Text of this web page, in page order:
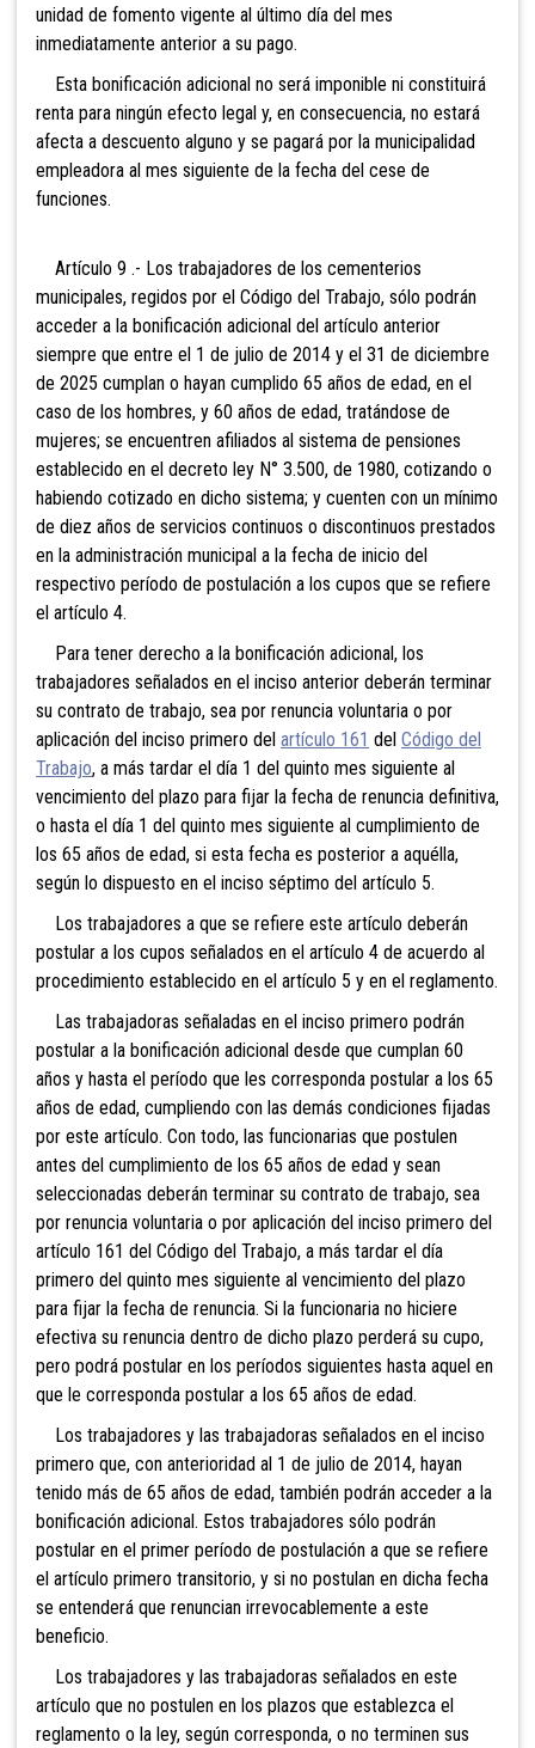
unidad de fomento vigente al último día del mes
inmediatamente anterior a su pago.
Esta bonificación adicional no será imponible ni constituirá
renta para ningún efecto legal y, en consecuencia, no estará
afecta a descuento alguno y se pagará por la municipalidad
empleadora al mes siguiente de la fecha del cese de
funciones.
Artículo 9 .- Los trabajadores de los cementerios
municipales, regidos por el Código del Trabajo, sólo podrán
acceder a la bonificación adicional del artículo anterior
siempre que entre el 1 de julio de 2014 y el 31 de diciembre
de 2025 cumplan o hayan cumplido 65 años de edad, en el
caso de los hombres, y 60 años de edad, tratándose de
mujeres; se encuentren afiliados al sistema de pensiones
establecido en el decreto ley N° 3.500, de 1980, cotizando o
habiendo cotizado en dicho sistema; y cuenten con un mínimo
de diez años de servicios continuos o discontinuos prestados
en la administración municipal a la fecha de inicio del
respectivo período de postulación a los cupos que se refiere
el artículo 4.
Para tener derecho a la bonificación adicional, los
trabajadores señalados en el inciso anterior deberán terminar
su contrato de trabajo, sea por renuncia voluntaria o por
aplicación del inciso primero del artículo 161 del Código del
Trabajo, a más tardar el día 1 del quinto mes siguiente al
vencimiento del plazo para fijar la fecha de renuncia definitiva,
o hasta el día 1 del quinto mes siguiente al cumplimiento de
los 65 años de edad, si esta fecha es posterior a aquélla,
según lo dispuesto en el inciso séptimo del artículo 5.
Los trabajadores a que se refiere este artículo deberán
postular a los cupos señalados en el artículo 4 de acuerdo al
procedimiento establecido en el artículo 5 y en el reglamento.
Las trabajadoras señaladas en el inciso primero podrán
postular a la bonificación adicional desde que cumplan 60
años y hasta el período que les corresponda postular a los 65
años de edad, cumpliendo con las demás condiciones fijadas
por este artículo. Con todo, las funcionarias que postulen
antes del cumplimiento de los 65 años de edad y sean
seleccionadas deberán terminar su contrato de trabajo, sea
por renuncia voluntaria o por aplicación del inciso primero del
artículo 161 del Código del Trabajo, a más tardar el día
primero del quinto mes siguiente al vencimiento del plazo
para fijar la fecha de renuncia. Si la funcionaria no hiciere
efectiva su renuncia dentro de dicho plazo perderá su cupo,
pero podrá postular en los períodos siguientes hasta aquel en
que le corresponda postular a los 65 años de edad.
Los trabajadores y las trabajadoras señalados en el inciso
primero que, con anterioridad al 1 de julio de 2014, hayan
tenido más de 65 años de edad, también podrán acceder a la
bonificación adicional. Estos trabajadores sólo podrán
postular en el primer período de postulación a que se refiere
el artículo primero transitorio, y si no postulan en dicha fecha
se entenderá que renuncian irrevocablemente a este
beneficio.
Los trabajadores y las trabajadoras señalados en este
artículo que no postulen en los plazos que establezca el
reglamento o la ley, según corresponda, o no terminen sus